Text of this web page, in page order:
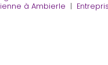
à Ambierle |